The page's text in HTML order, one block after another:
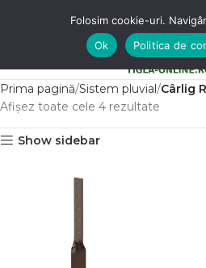
Prima pagină Sistem pluvial Cârlig
Afișez toate cele 4 rezultate
Show sidebar
Folosim cookie-uri.
Ok
Politica de